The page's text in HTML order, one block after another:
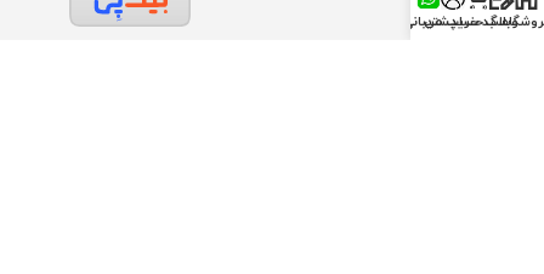
وبلاگ
محصول
سبد خرید
حساب من
پشتیبانی